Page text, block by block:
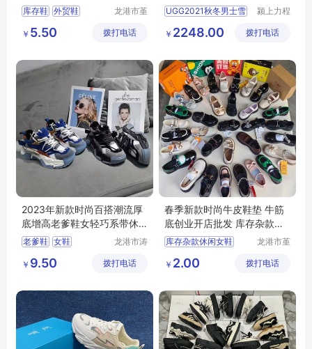
款摆摊鞋批发
库存鞋 外贸鞋
老爹鞋
龙港市堇
￥ 5.50 拨打电话
筒靴 1002072
UGG2021秋冬男士雪
颍上力程
有限公司
￥ 2248.00 拨打电话
2023年新款时尚百搭潮流厚
底增高老爹鞋女轻巧系带休
闲运动鞋单鞋
老爹鞋 女鞋
外贸鞋
龙港市涛
￥ 9.50 拨打电话
春季新款时尚牛皮鞋垫 牛筋
底创业开店批发 库存杂款休
闲女鞋
库存杂款休闲女鞋
牛皮鞋垫
龙港市堇
￥ 2.00 拨打电话